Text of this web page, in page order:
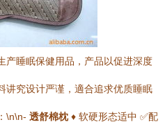
产睡眠保健用品，产品以促进深度
讲究设计严谨，適合追求优质睡眠
\n\n- 透舒棉枕♦ 软硬形态适中 ✅配